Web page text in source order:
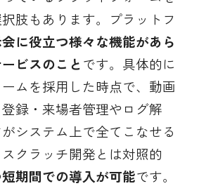
肢もあります。プラットフ
に役立つ様々な機能があら
ビスのことです。具体的に
ムを採用した時点で、動画
録・来場者管理やログ解
システム上で全てこなせる
クラッチ開発とは対照的
期間での導入が可能です。